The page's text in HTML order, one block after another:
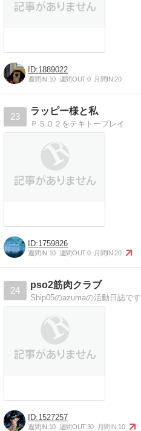
1889022
週間IN:10 週間OUT:0 月間IN:20
23
ラッピー様と私
ＰＳＯ２をテキトープレイ
1759826
週間IN:10 週間OUT:0 月間IN:20
24
pso2筋肉クラブ
Ship05のazumaの活動日誌です
1527257
週間IN:10 週間OUT:30 月間IN:10